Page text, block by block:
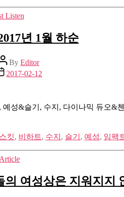
Categories
Listen
년 1월 하순
PostBy Editor
2017-02-12
성&슬기, 수지, 다이나믹 듀오
킷, 비하트, 수지 , 슬기 , 예성, 임팩
Categories
Article
여성상은 지워지지